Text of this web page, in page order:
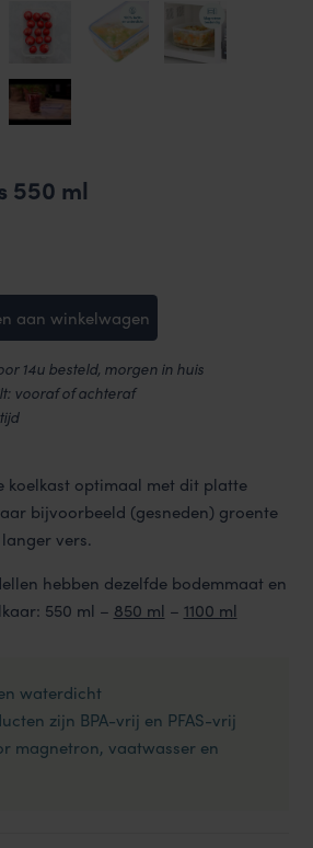
550 ml
aan winkelwagen
14u besteld, morgen in huis
vooraf of achteraf
koelkast optimaal met dit platte
bijvoorbeeld (gesneden) groente
vers.
hebben dezelfde bodemmaat en
550 ml – 850 ml – 1100 ml
waterdicht
zijn BPA-vrij en PFAS-vrij
magnetron, vaatwasser en